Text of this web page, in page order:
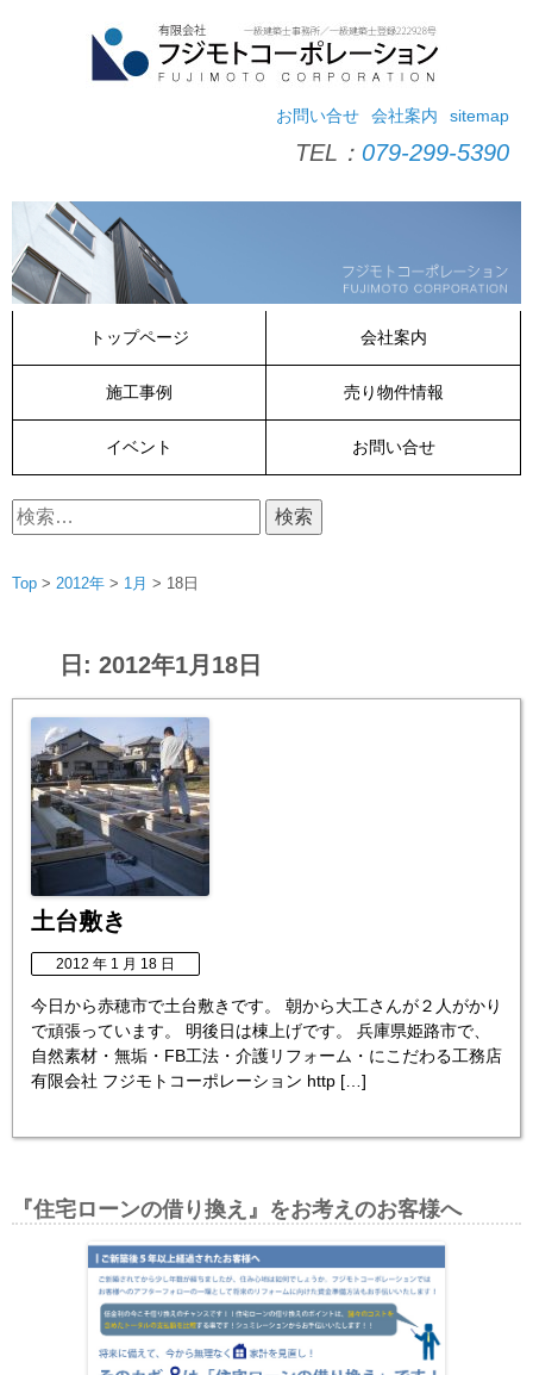
sitemap
会社案内
お問い合せ
TEL： 079-299-5390
トップページ 会社案内
施工事例 売り物件情報
イベント お問い合せ
検
索:
Top > 2012年 > 1月 > 18日
日: 2012年1月18日
土台敷き
2012 年 1 月 18 日
今日から赤穂市で土台敷きです。 朝から大工さんが２人がかり
で頑張っています。 明後日は棟上げです。 兵庫県姫路市で、
自然素材・無垢・FB工法・介護リフォーム・にこだわる工務店
有限会社 フジモトコーポレーション http […]
『住宅ローンの借り換え』をお考えのお客様へ